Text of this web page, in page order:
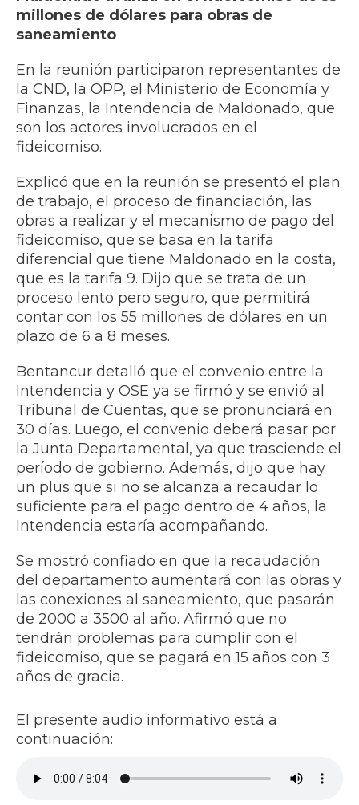
millones de dólares para obras de
saneamiento
En la reunión participaron representantes de
la CND, la OPP, el Ministerio de Economía y
Finanzas, la Intendencia de Maldonado, que
son los actores involucrados en el
fideicomiso.
Explicó que en la reunión se presentó el plan
de trabajo, el proceso de financiación, las
obras a realizar y el mecanismo de pago del
fideicomiso, que se basa en la tarifa
diferencial que tiene Maldonado en la costa,
que es la tarifa 9. Dijo que se trata de un
proceso lento pero seguro, que permitirá
contar con los 55 millones de dólares en un
plazo de 6 a 8 meses.
Bentancur detalló que el convenio entre la
Intendencia y OSE ya se firmó y se envió al
Tribunal de Cuentas, que se pronunciará en
30 días. Luego, el convenio deberá pasar por
la Junta Departamental, ya que trasciende el
período de gobierno. Además, dijo que hay
un plus que si no se alcanza a recaudar lo
suficiente para el pago dentro de 4 años, la
Intendencia estaría acompañando.
Se mostró confiado en que la recaudación
del departamento aumentará con las obras y
las conexiones al saneamiento, que pasarán
de 2000 a 3500 al año. Afirmó que no
tendrán problemas para cumplir con el
fideicomiso, que se pagará en 15 años con 3
años de gracia.
El presente audio informativo está a
continuación: